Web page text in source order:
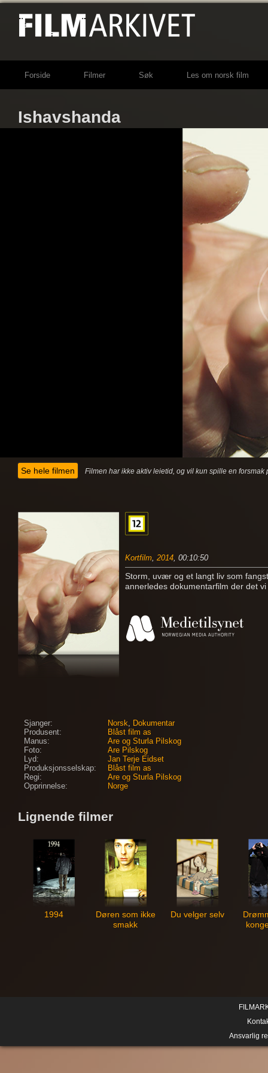
Forside Filmer Søk Les om norsk film
Ishavshanda
Se hele filmen Filmen har ikke aktiv leietid, og vil kun spille en forsmak
Kortfilm, 2014, 00:10:50
Storm, uvær og et langt liv som
annerledes dokumentarfilm der det
Sjanger: Norsk, Dokumentar
Produsent:
Blåst film as
Manus:
Are og Sturla Pilskog
Foto:
Are Pilskog
Lyd:
Jan Terje Eidset
Produksjonsselskap:
Blåst film as
Regi:
Are og Sturla Pilskog
Opprinnelse:
Norge
Lignende filmer
1994
Døren som ikke
smakk
Du velger selv
Ansvarlig